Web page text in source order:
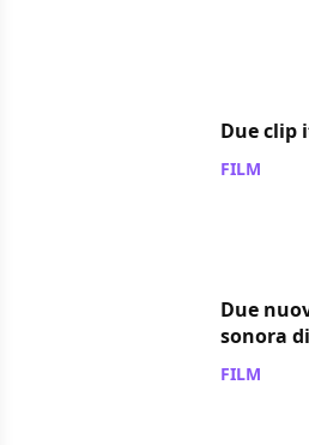
Due clip
FILM
Due
sonora
FILM